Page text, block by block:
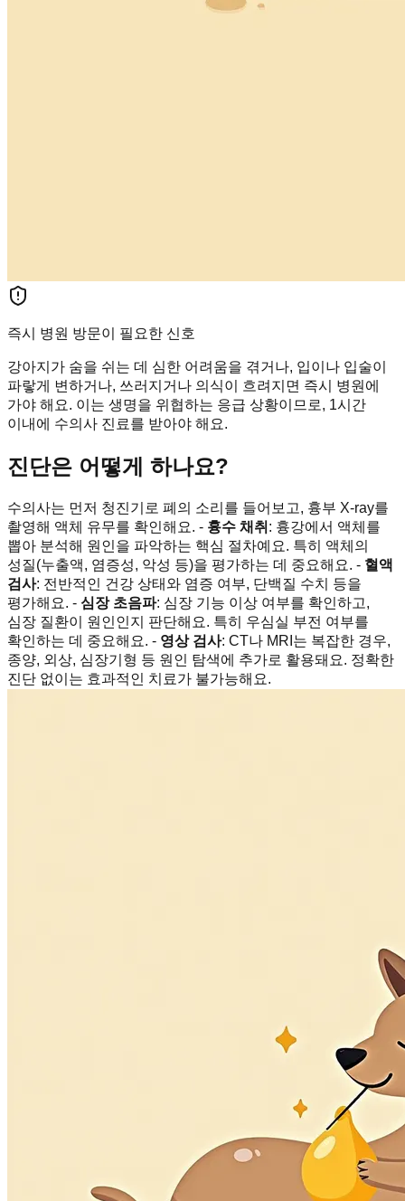
즉시 병원 방문이 필요한 신호
강아지가 숨을 쉬는 데 심한 어려움을 겪거나, 입이나 입술이
파랗게 변하거나, 쓰러지거나 의식이 흐려지면 즉시 병원에
가야 해요. 이는 생명을 위협하는 응급 상황이므로, 1시간
이내에 수의사 진료를 받아야 해요.
진단은 어떻게 하나요?
수의사는 먼저 청진기로 폐의 소리를 들어보고, 흉부 X-ray를
촬영해 액체 유무를 확인해요. - 흉수 채취 : 흉강에서 액체를
뽑아 분석해 원인을 파악하는 핵심 절차예요. 특히 액체의
성질(누출액, 염증성, 악성 등)을 평가하는 데 중요해요. - 혈액
검사: 전반적인 건강 상태와 염증 여부, 단백질 수치 등을
평가해요. - 심장 초음파: 심장 기능 이상 여부를 확인하고,
심장 질환이 원인인지 판단해요. 특히 우심실 부전 여부를
확인하는 데 중요해요. - 영상 검사: CT나 MRI는 복잡한 경우,
종양, 외상, 심장기형 등 원인 탐색에 추가로 활용돼요. 정확한
진단 없이는 효과적인 치료가 불가능해요.